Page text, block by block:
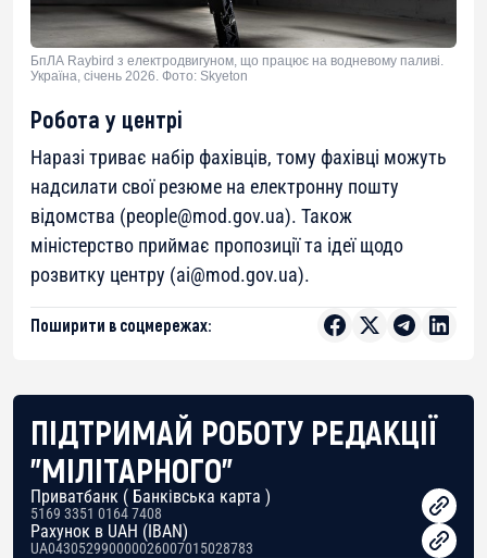
БпЛА Raybird з електродвигуном, що працює на водневому паливі.
Україна, січень 2026. Фото: Skyeton
Робота у центрі
Наразі триває набір фахівців, тому фахівці можуть
надсилати свої резюме на електронну пошту
відомства (people@mod.gov.ua). Також
міністерство приймає пропозиції та ідеї щодо
розвитку центру (ai@mod.gov.ua).
Поширити в соцмережах:
ПІДТРИМАЙ РОБОТУ РЕДАКЦІЇ
"МІЛІТАРНОГО"
Приватбанк ( Банківська карта )
5169 3351 0164 7408
Рахунок в UAH (IBAN)
UA043052990000026007015028783